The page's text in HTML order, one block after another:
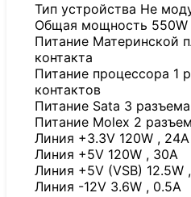
Тип устройства Не
Общая мощность 550W
Питание Материнской
контакта
Питание процессора 1
контактов
Питание Sata 3
Питание Molex 2
Линия +3.3V 120W , 24A
Линия +5V 120W , 30A
Линия +5V (VSB) 12.5W
Линия -12V 3.6W , 0.5A